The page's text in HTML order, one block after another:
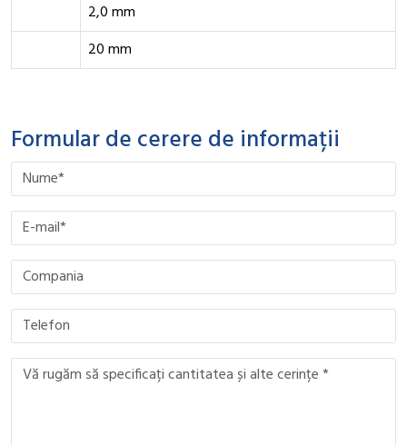
2,0 mm
20 mm
Formular de cerere de informații
Please leave this field empty.
Please leave this field empty.
Please leave this field empty.
Please leave this field empty.